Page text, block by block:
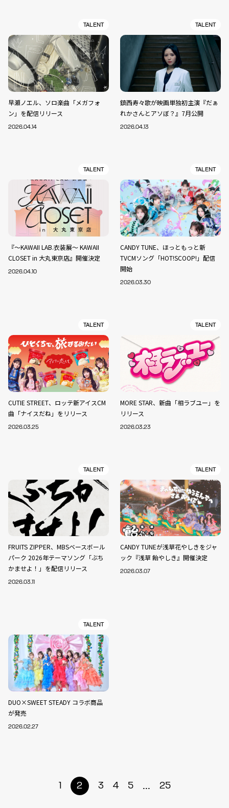
TALENT
早瀬ノエル、ソロ楽曲「メガフォ
ン」を配信リリース
2026.04.14
TALENT
鎮西寿々歌が映画単独初主演『だぁ
れかさんとアソぼ？』7月公開
2026.04.13
TALENT
『～KAWAII LAB.衣装展～ KAWAII
CLOSET in 大丸東京店』開催決定
2026.04.10
TALENT
CANDY TUNE、ほっともっと新
TVCMソング「HOT!SCOOP!」配信
開始
2026.03.30
TALENT
CUTIE STREET、ロッテ新アイスCM
曲「ナイスだね」をリリース
2026.03.25
TALENT
MORE STAR、新曲「相ラブユー」を
リリース
2026.03.23
TALENT
FRUITS ZIPPER、MBSベースボール
パーク 2026年テーマソング「ぶち
かませよ！」を配信リリース
2026.03.11
TALENT
CANDY TUNEが浅草花やしきをジャ
ック『浅草 飴やしき』開催決定
2026.03.07
TALENT
DUO×SWEET STEADY コラボ商品
が発売
2026.02.27
1 2 3 4 5 ... 25